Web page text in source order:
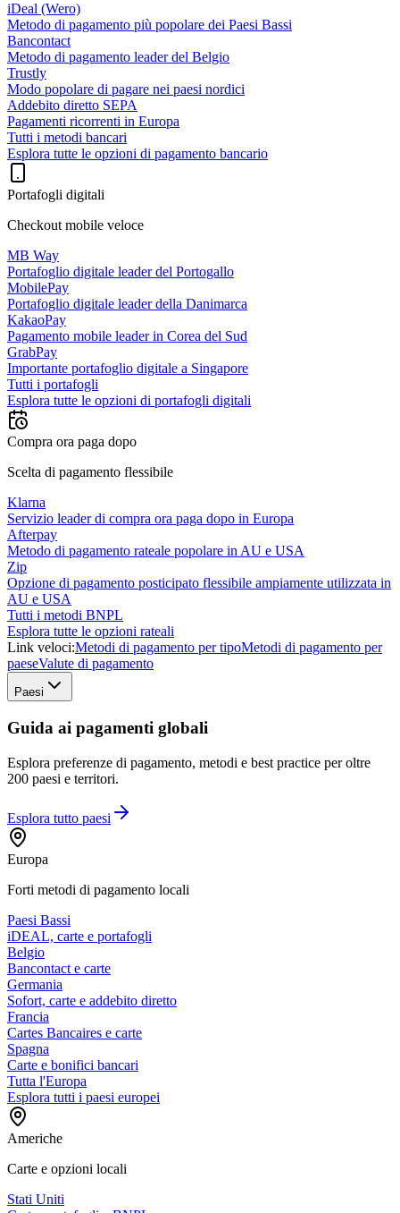
iDeal (Wero)
Metodo di pagamento più popolare dei Paesi Bassi
Bancontact
Metodo di pagamento leader del Belgio
Trustly
Modo popolare di pagare nei paesi nordici
Addebito diretto SEPA
Pagamenti ricorrenti in Europa
Tutti i metodi bancari
Esplora tutte le opzioni di pagamento bancario
Portafogli digitali
Checkout mobile veloce
MB Way
Portafoglio digitale leader del Portogallo
MobilePay
Portafoglio digitale leader della Danimarca
KakaoPay
Pagamento mobile leader in Corea del Sud
GrabPay
Importante portafoglio digitale a Singapore
Tutti i portafogli
Esplora tutte le opzioni di portafogli digitali
Compra ora paga dopo
Scelta di pagamento flessibile
Klarna
Servizio leader di compra ora paga dopo in Europa
Afterpay
Metodo di pagamento rateale popolare in AU e USA
Zip
Opzione di pagamento posticipato flessibile ampiamente utilizzata in
AU e USA
Tutti i metodi BNPL
Esplora tutte le opzioni rateali
Link veloci:Metodi di pagamento per tipoMetodi di pagamento per
paeseValute di pagamento
Paesi
Guida ai pagamenti globali
Esplora preferenze di pagamento, metodi e best practice per oltre
200 paesi e territori.
Esplora tutto paesi
Europa
Forti metodi di pagamento locali
Paesi Bassi
iDEAL, carte e portafogli
Belgio
Bancontact e carte
Germania
Sofort, carte e addebito diretto
Francia
Cartes Bancaires e carte
Spagna
Carte e bonifici bancari
Tutta l'Europa
Esplora tutti i paesi europei
Americhe
Carte e opzioni locali
Stati Uniti